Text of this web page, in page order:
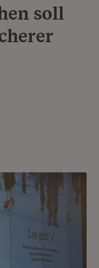
soll